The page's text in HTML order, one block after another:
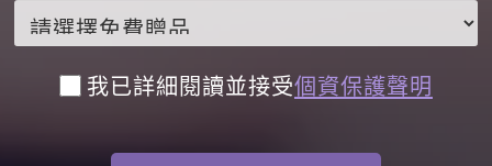
我已詳細閱讀並接受個資保護聲明